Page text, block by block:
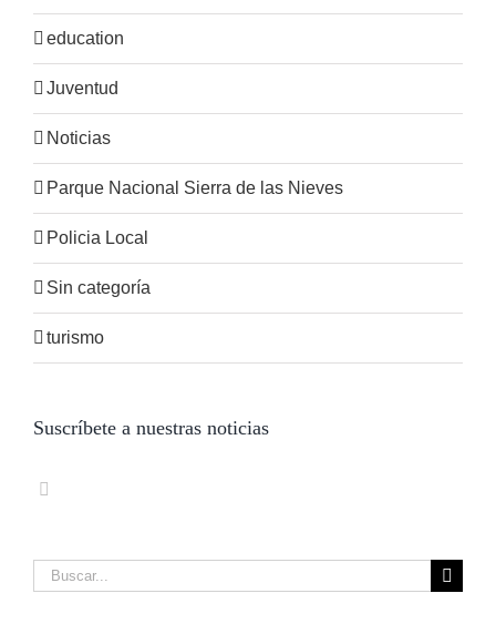
education
Juventud
Noticias
Parque Nacional Sierra de las Nieves
Policia Local
Sin categoría
turismo
Suscríbete a nuestras noticias
Buscar: